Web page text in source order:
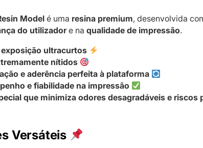
Model é uma resina premium, desenvolvida
do utilizadore na qualidade de impressão.
ultracurtos
nítidos
e aderência perfeita à plataforma
e fiabilidade na impressão
que minimiza odores desagradáveis e riscos
Versáteis